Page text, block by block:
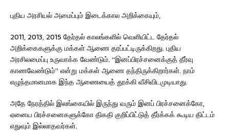
புதிய அரசியல் அமைப்பும் இடைக்கால அறிக்கையும்,
2011, 2013, 2015 தேர்தல் காலங்களில் வெளியிட்ட தேர்தல்
அறிக்கைகளுக்கு மக்கள் ஆணை தரப்பட்டிருக்கிறது. புதிய
அரசிலமைப்பு உருவாக்க வேண்டும். “இனப்பிரச்சனைக்குத் தீர்வு
காணவேண்டும்” என்று மக்கள் ஆணை தந்திருக்கிறார்கள். நாம்
எழுந்தமானமாக இந்த ஆணையைத் தூக்கி வீசிவிடமுடியாது.
அதே நேரத்தில் இலங்கையில் இருந்து வரும் இனப் பிரச்சனைக்கோ,
ஏனைய பிரச்சனைகளுக்கோ திகதி குறிப்பிட்டுத் தீர்க்கக் கூடிய திட்டம்
எதுவும் இல்லாதவர்கள்.